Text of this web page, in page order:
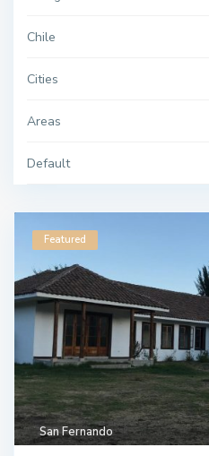
Chile
Cities
Areas
Default
San Fernando
Featured